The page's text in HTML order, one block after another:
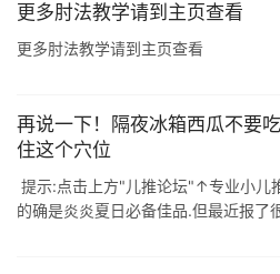
更多肘法教学请到主页查看
更多肘法教学请到主页查看
再说一下！隔夜冰箱西瓜不要
住这个穴位
提示:点击上方"儿推论坛"↑专业小儿
的确是炎炎夏日必备佳品.但最近报了